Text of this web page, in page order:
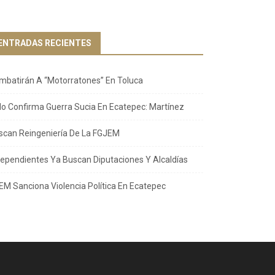
RECIENTES
A “Motorratones” En Toluca
Confirma Guerra Sucia En Ecatepec: Martínez
Reingeniería De La FGJEM
Ya Buscan Diputaciones Y Alcaldías
Sanciona Violencia Política En Ecatepec